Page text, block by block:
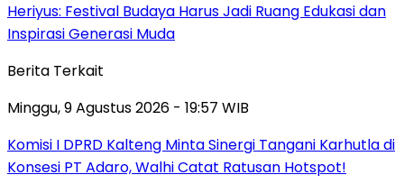
Heriyus: Festival Budaya Harus Jadi Ruang Edukasi dan
Inspirasi Generasi Muda
Berita Terkait
Minggu, 9 Agustus 2026 - 19:57 WIB
Komisi I DPRD Kalteng Minta Sinergi Tangani Karhutla di
Konsesi PT Adaro, Walhi Catat Ratusan Hotspot!